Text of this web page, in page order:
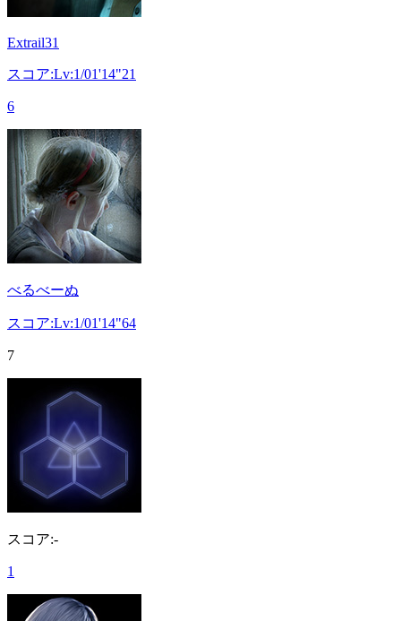
Extrail31
スコア:Lv:1/01'14"21
6
べるべーぬ
スコア:Lv:1/01'14"64
7
スコア:-
1